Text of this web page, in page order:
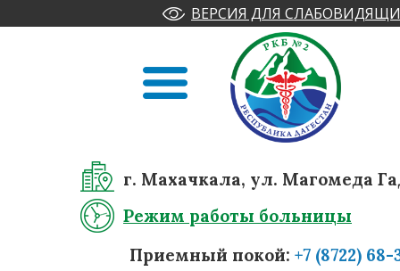
ВЕРСИЯ ДЛЯ
г. Махачкала, ул. Магомеда
Режим работы больницы
Приемный покой: +7 (8722)